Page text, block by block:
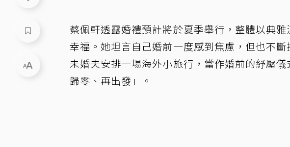
蔡佩軒透露婚禮預計將於夏季舉行，整體以典
幸福。她坦言自己婚前一度感到焦慮，但也不
未婚夫安排一場海外小旅行，當作婚前的紓壓
歸零、再出發」。